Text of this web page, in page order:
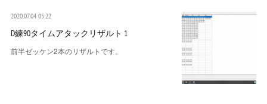
2020.07.04 05:22
D練90タイムアタックリザルト 1
前半ゼッケン2本のリザルトです。